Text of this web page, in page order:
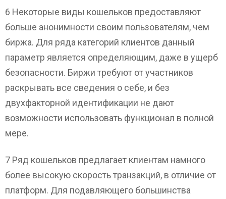
6 Некоторые виды кошельков предоставляют
больше анонимности своим пользователям, чем
биржа. Для ряда категорий клиентов данный
параметр является определяющим, даже в ущерб
безопасности. Биржи требуют от участников
раскрывать все сведения о себе, и без
двухфакторной идентификации не дают
возможности использовать функционал в полной
мере.
7 Ряд кошельков предлагает клиентам намного
более высокую скорость транзакций, в отличие от
платформ. Для подавляющего большинства